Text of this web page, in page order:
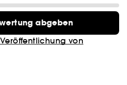
abgeben
von